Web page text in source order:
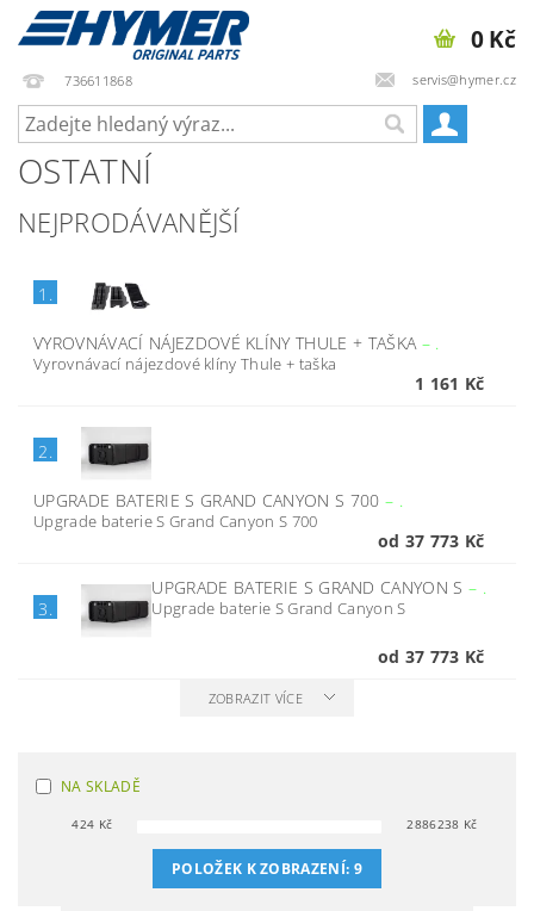
736611868 servis@hymer.cz
0 Kč
OSTATNÍ
NEJPRODÁVANĚJŠÍ
1.
VYROVNÁVACÍ NÁJEZDOVÉ KLÍNY THULE + TAŠKA – .
Vyrovnávací nájezdové klíny Thule + taška
1 161 Kč
2.
UPGRADE BATERIE S GRAND CANYON S 700 – .
Upgrade baterie S Grand Canyon S 700
od 37 773 Kč
3.
UPGRADE BATERIE S GRAND CANYON S– .
Upgrade baterie S Grand Canyon S
od 37 773 Kč
ZOBRAZIT VÍCE
NA SKLADĚ
424 Kč 2886238 Kč
POLOŽEK K ZOBRAZENÍ: 9